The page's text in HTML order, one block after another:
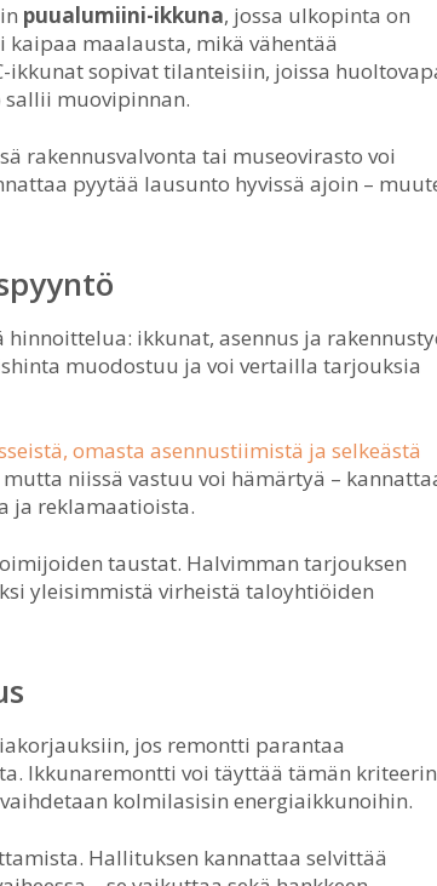
puualumiini-ikkuna, jossa ulkopinta on
maalausta, mikä vähentää
ikkunat sopivat tilanteisiin, joissa
muovipinnan.
rakennusvalvonta tai museovirasto voi
pyytää lausunto hyvissä ajoin –
ikkunat, asennus ja
muodostuu ja voi vertailla tarjouksia
omasta asennustiimistä ja selkeästä
niissä vastuu voi hämärtyä –
ja reklamaatioista.
taustat. Halvimman tarjouksen
yleisimmistä virheistä taloyhtiöiden
jos remontti parantaa
Ikkunaremontti voi täyttää tämän
kolmilasisin energiaikkunoihin.
Hallituksen kannattaa selvittää